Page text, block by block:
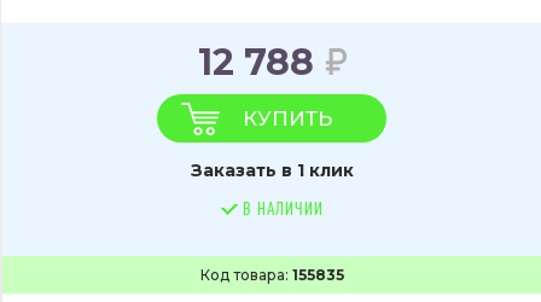
Код товара: 155835
12 788
КУПИТЬ
Заказать в 1 клик
В НАЛИЧИИ